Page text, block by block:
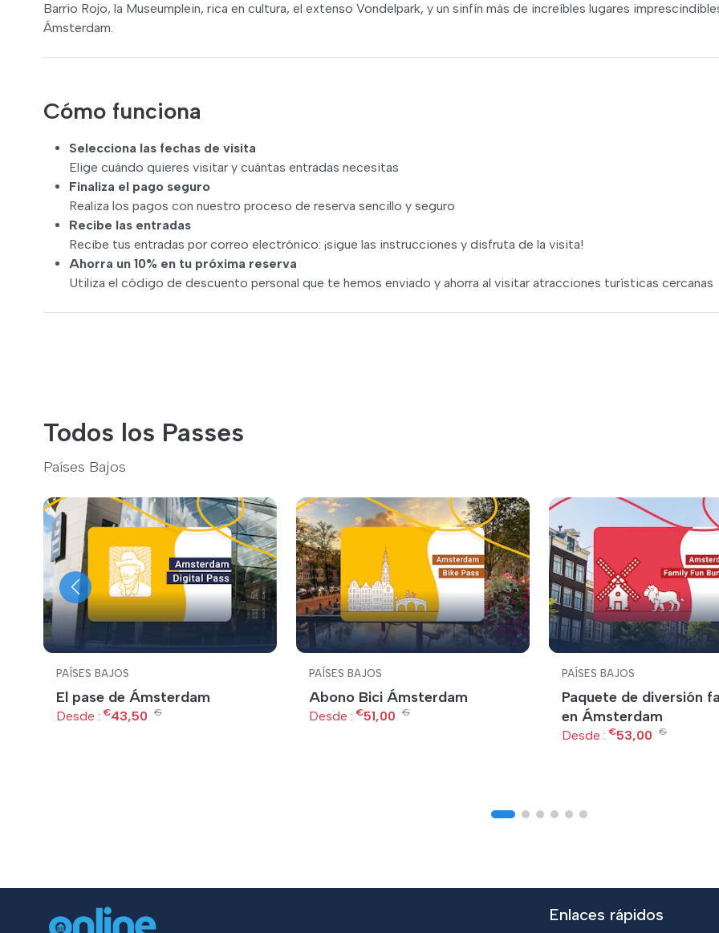
Barrio Rojo, la Museumplein, rica en cultura, el extenso Vondelpark, y un sinfín más de increíbles lugares
Ámsterdam.
Cómo funciona
Selecciona las fechas de visita
Elige cuándo quieres visitar y cuántas entradas necesitas
Finaliza el pago seguro
Realiza los pagos con nuestro proceso de reserva sencillo y seguro
Recibe las entradas
Recibe tus entradas por correo electrónico: ¡sigue las instrucciones y disfruta de la visita!
Ahorra un 10% en tu próxima reserva
Utiliza el código de descuento personal que te hemos enviado y ahorra al visitar atracciones turísticas cercanas
Todos los Passes
Países Bajos
PAÍSES BAJOS
El pase de Ámsterdam
Desde : €43,50 €
PAÍSES BAJOS
Abono Bici Ámsterdam
Desde : €51,00 €
PAÍSES BAJOS
Paquete de diversión
en Ámsterdam
Desde : €53,00 €
Enlaces rápidos